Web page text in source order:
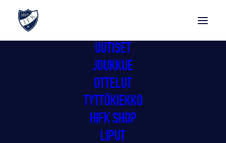
UUTISET
JOUKKUE
OTTELUT
TYTTÖKIEKKO
HIFK SHOP
LIPUT